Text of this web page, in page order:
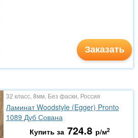
Заказать
32 класс, 8мм, Без фаски, Россия
Ламинат Woodstyle (Egger) Pronto
1089 Дуб Сована
Купить за 724.8 р/м2